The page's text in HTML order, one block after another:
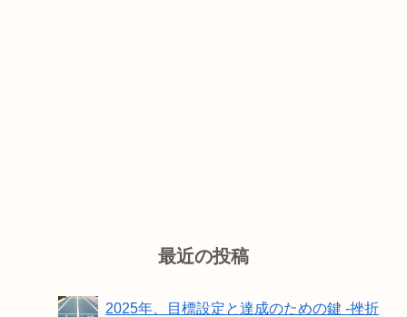
最近の投稿
2025年、目標設定と達成のための鍵 -挫折